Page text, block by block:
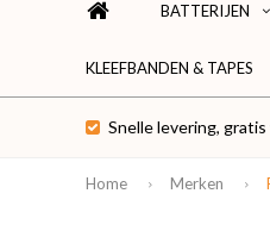
BATTERIJEN
KLEEFBANDEN & TAPES
Snelle levering, gratis
Home Merken